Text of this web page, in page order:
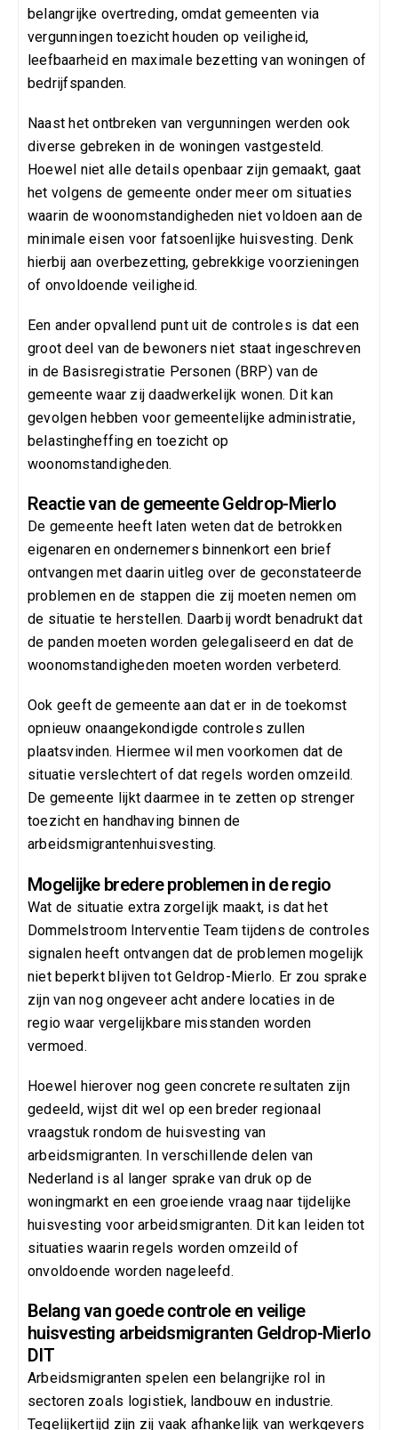
belangrijke overtreding, omdat gemeenten via
vergunningen toezicht houden op veiligheid,
leefbaarheid en maximale bezetting van woningen of
bedrijfspanden.
Naast het ontbreken van vergunningen werden ook
diverse gebreken in de woningen vastgesteld.
Hoewel niet alle details openbaar zijn gemaakt, gaat
het volgens de gemeente onder meer om situaties
waarin de woonomstandigheden niet voldoen aan de
minimale eisen voor fatsoenlijke huisvesting. Denk
hierbij aan overbezetting, gebrekkige voorzieningen
of onvoldoende veiligheid.
Een ander opvallend punt uit de controles is dat een
groot deel van de bewoners niet staat ingeschreven
in de Basisregistratie Personen (BRP) van de
gemeente waar zij daadwerkelijk wonen. Dit kan
gevolgen hebben voor gemeentelijke administratie,
belastingheffing en toezicht op
woonomstandigheden.
Reactie van de gemeente Geldrop-Mierlo
De gemeente heeft laten weten dat de betrokken
eigenaren en ondernemers binnenkort een brief
ontvangen met daarin uitleg over de geconstateerde
problemen en de stappen die zij moeten nemen om
de situatie te herstellen. Daarbij wordt benadrukt dat
de panden moeten worden gelegaliseerd en dat de
woonomstandigheden moeten worden verbeterd.
Ook geeft de gemeente aan dat er in de toekomst
opnieuw onaangekondigde controles zullen
plaatsvinden. Hiermee wil men voorkomen dat de
situatie verslechtert of dat regels worden omzeild.
De gemeente lijkt daarmee in te zetten op strenger
toezicht en handhaving binnen de
arbeidsmigrantenhuisvesting.
Mogelijke bredere problemen in de regio
Wat de situatie extra zorgelijk maakt, is dat het
Dommelstroom Interventie Team tijdens de controles
signalen heeft ontvangen dat de problemen mogelijk
niet beperkt blijven tot Geldrop-Mierlo. Er zou sprake
zijn van nog ongeveer acht andere locaties in de
regio waar vergelijkbare misstanden worden
vermoed.
Hoewel hierover nog geen concrete resultaten zijn
gedeeld, wijst dit wel op een breder regionaal
vraagstuk rondom de huisvesting van
arbeidsmigranten. In verschillende delen van
Nederland is al langer sprake van druk op de
woningmarkt en een groeiende vraag naar tijdelijke
huisvesting voor arbeidsmigranten. Dit kan leiden tot
situaties waarin regels worden omzeild of
onvoldoende worden nageleefd.
Belang van goede controle en veilige
huisvesting arbeidsmigranten Geldrop-Mierlo
DIT
Arbeidsmigranten spelen een belangrijke rol in
sectoren zoals logistiek, landbouw en industrie.
Tegelijkertijd zijn zij vaak afhankelijk van werkgevers